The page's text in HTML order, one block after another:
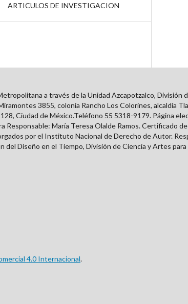
ARTICULOS DE INVESTIGACION
a través de la Unidad Azcapotzalco, División
3855, colonia Rancho Los Colorines, alcaldía
Ciudad de México.Teléfono 55 5318-9179. Página
María Teresa Olalde Ramos. Certificado
por el Instituto Nacional de Derecho de Autor.
Diseño en el Tiempo, División de Ciencia y Artes
4.0 Internacional.